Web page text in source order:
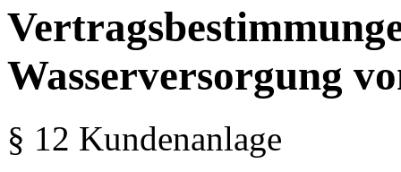
Wasserversorgung
§ 12 Kundenanlage